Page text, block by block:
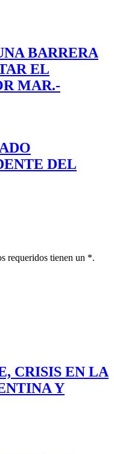
BARRERA
EL
MAR.-
DEL
requeridos tienen un *.
CRISIS EN LA
Y